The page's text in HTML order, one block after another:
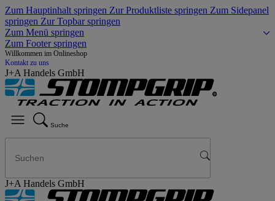
Zum Hauptinhalt springen Zur Produktliste springen Zum Sidepanel
springen Zur Topbar springen
Zum Menü springen
Zum Footer springen
Willkommen im Onlineshop
Kontakt zu uns
J+A Handels GmbH
Suche
J+A Handels GmbH